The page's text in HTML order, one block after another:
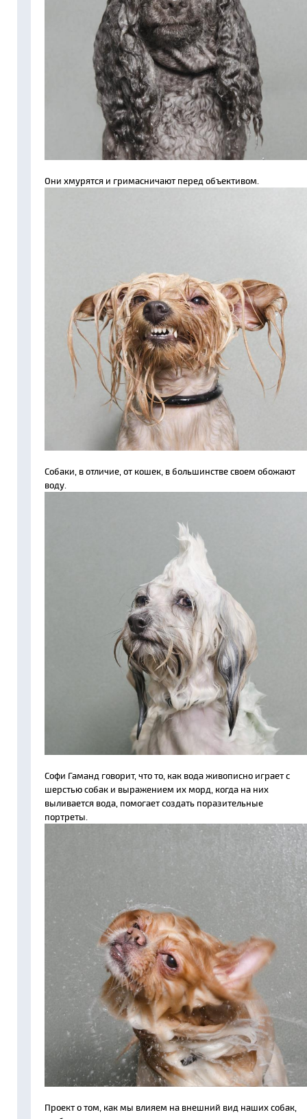
Они хмурятся и гримасничают перед объективом.
Собаки, в отличие, от кошек, в большинстве своем обожают
воду.
Софи Гаманд говорит, что то, как вода живописно играет с
шерстью собак и выражением их морд, когда на них
выливается вода, помогает создать поразительные
портреты.
Проект о том, как мы влияем на внешний вид наших собак,